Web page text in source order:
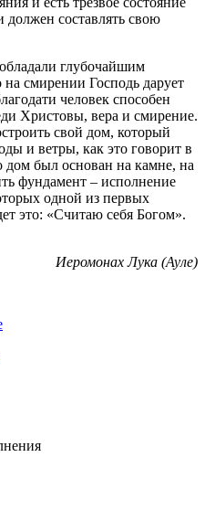
должен составлять свою
глубочайшим
смирении Господь дарует
человек способен
Христовы, вера и смирение.
свой дом, который
и ветры, как это говорит в
дом был основан на камне, на
фундамент – исполнение
одной из первых
это: «Считаю себя Богом».
Иеромонах Лука (Ауле)